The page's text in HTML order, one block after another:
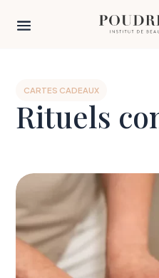
CARTES CADEAUX
Rituels